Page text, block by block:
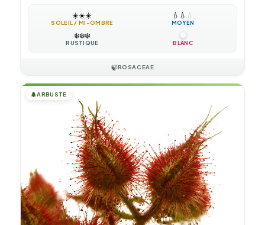
☀️☀️☀️
SOLEIL / MI-OMBRE
💧 💧 💧
MOYEN
❄️❄️❄️
RUSTIQUE BLANC
🍃ROSACEAE
🌲ARBUSTE